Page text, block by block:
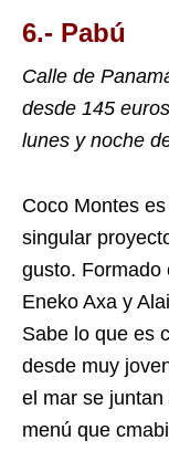
6.- Pabú
Calle de
desde 145
lunes y noche
Coco Montes
singular
gusto. Formado
Eneko Axa y
Sabe lo que es
desde muy
el mar se
menú que